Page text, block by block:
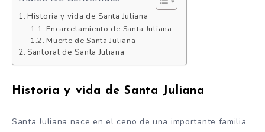
Historia y vida de Santa Juliana
Encarcelamiento de Santa Juliana
Muerte de Santa Juliana
Santoral de Santa Juliana
Historia y vida de Santa Juliana
Santa Juliana nace en el ceno de una importante familia